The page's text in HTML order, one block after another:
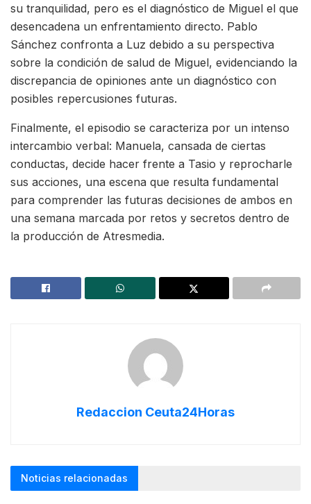
su tranquilidad, pero es el diagnóstico de Miguel el que
desencadena un enfrentamiento directo. Pablo
Sánchez confronta a Luz debido a su perspectiva
sobre la condición de salud de Miguel, evidenciando la
discrepancia de opiniones ante un diagnóstico con
posibles repercusiones futuras.
Finalmente, el episodio se caracteriza por un intenso
intercambio verbal: Manuela, cansada de ciertas
conductas, decide hacer frente a Tasio y reprocharle
sus acciones, una escena que resulta fundamental
para comprender las futuras decisiones de ambos en
una semana marcada por retos y secretos dentro de
la producción de Atresmedia.
Redaccion Ceuta24Horas
Noticias relacionadas